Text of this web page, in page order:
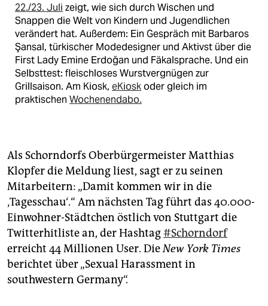
22./23. Juli zeigt, wie sich durch Wischen und
Snappen die Welt von Kindern und Jugendlichen
verändert hat. Außerdem: Ein Gespräch mit Barbaros
Şansal, türkischer Modedesigner und Aktivst über die
First Lady Emine Erdoğan und Fäkalsprache. Und ein
Selbsttest: fleischloses Wurstvergnügen zur
Grillsaison. Am Kiosk, eKioskoder gleich im
praktischen Wochenendabo.
Als Schorndorfs Oberbürgermeister Matthias
Klopfer die Meldung liest, sagt er zu seinen
Mitarbeitern: „Damit kommen wir in die
‚Tagesschau‘.“ Am nächsten Tag führt das 40.000-
Einwohner-Städtchen östlich von Stuttgart die
Twitterhitliste an, der Hashtag#Schorndorf
erreicht 44 Mil­lio­nen User. DieNew York Times
berichtet über „Sexual Harassment in
southwestern Germany“.